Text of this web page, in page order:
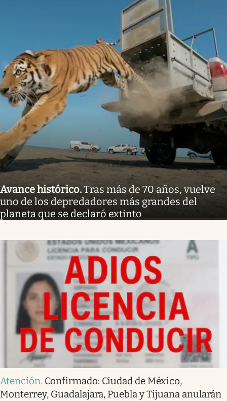
Avance histórico.Tras más de 70 años, vuelve
uno de los depredadores más grandes del
planeta que se declaró extinto
Atención. Confirmado: Ciudad de México,
Monterrey, Guadalajara, Puebla y Tijuana anularán